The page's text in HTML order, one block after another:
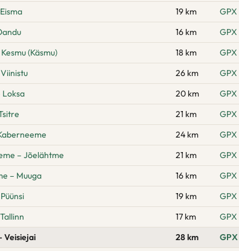
19 km
GPX
16 km
GPX
(Käsmu)
18 km
GPX
26 km
GPX
Loksa
20 km
GPX
21 km
GPX
24 km
GPX
– Jõelähtme
21 km
GPX
– Muuga
16 km
GPX
19 km
GPX
17 km
GPX
Veisiejai
28 km
GPX